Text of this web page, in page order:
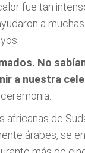
fue tan
a
No
a nuestra
africanas de
árabes, se